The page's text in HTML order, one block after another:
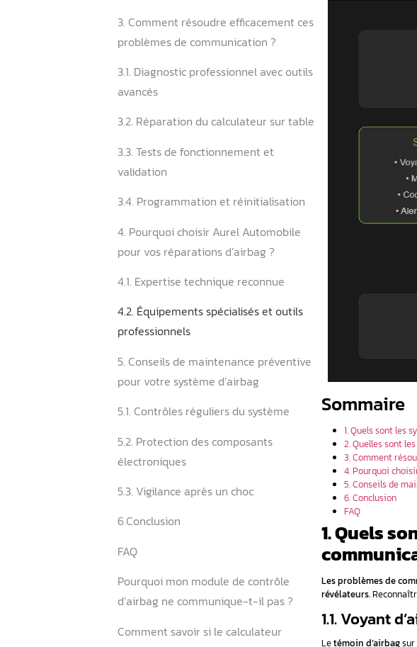
2.1. Défauts de câblage et connecteurs
défectueux
2.2. Capteurs d’impact endommagés
2.3. Interférence électronique et
2.4. Conséquences d’accidents
antérieurs
3. Comment résoudre efficacement ces
problèmes de communication ?
3.1. Diagnostic professionnel avec outils
avancés
3.2. Réparation du calculateur sur table
3.3. Tests de fonctionnement et
3.4. Programmation et réinitialisation
4. Pourquoi choisir Aurel Automobile
pour vos réparations d’airbag ?
4.1. Expertise technique reconnue
4.2. Équipements spécialisés et outils
professionnels